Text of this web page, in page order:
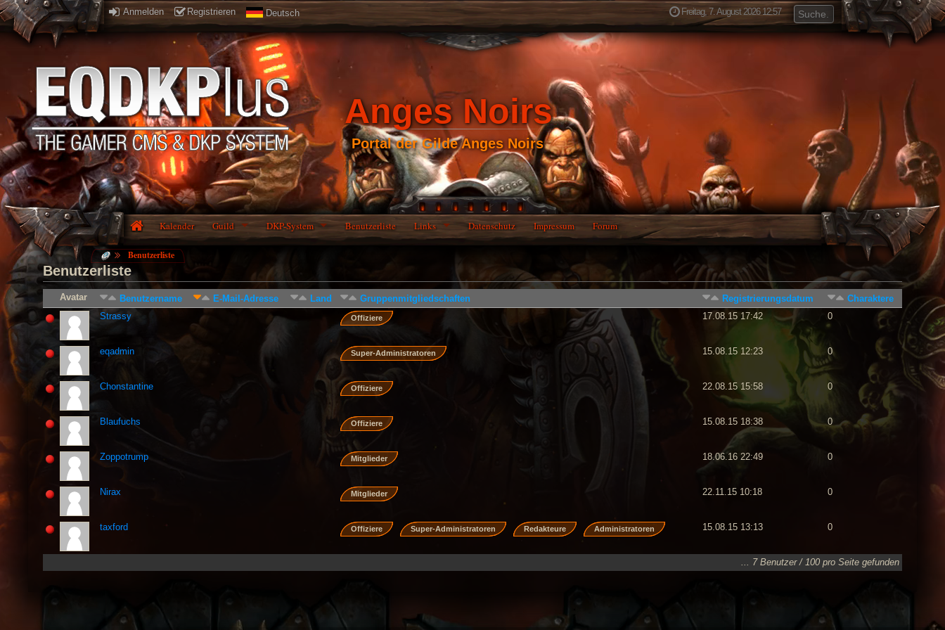
Anmelden Registrieren Deutsch Freitag, 7. August 2026 12:57
Anges Noirs
Portal der Gilde Anges Noirs
Kalender Guild DKP-System Benutzerliste Links Datenschutz Impressum Forum
Benutzerliste
Benutzerliste
Avatar Benutzername E-Mail-Adresse Land Gruppenmitgliedschaften Registrierungsdatum
Charaktere
Strassy
Offiziere 17.08.15 17:42 0
eqadmin Super-Administratoren 15.08.15 12:23 0
Chonstantine Offiziere 22.08.15 15:58 0
Blaufuchs Offiziere 15.08.15 18:38 0
Zoppotrump Mitglieder 18.06.16 22:49 0
Nirax Mitglieder 22.11.15 10:18 0
taxford Offiziere Super-Administratoren Redakteure Administratoren 15.08.15 13:13 0
... 7 Benutzer / 100 pro Seite gefunden